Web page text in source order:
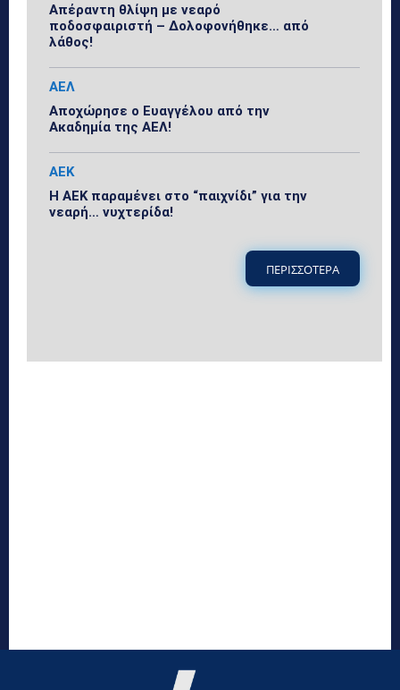
Απέραντη θλίψη με νεαρό
ποδοσφαιριστή – Δολοφονήθηκε… από
λάθος!
ΑΕΛ
Αποχώρησε ο Ευαγγέλου από την
Ακαδημία της ΑΕΛ!
ΑΕΚ
Η ΑΕΚ παραμένει στο “παιχνίδι” για την
νεαρή… νυχτερίδα!
ΠΕΡΙΣΣΟΤΕΡΑ